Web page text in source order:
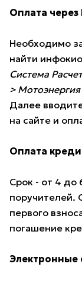
Оплата через
Необходимо
найти
Система
>
Далее
на сайте и
Оплата
Срок - от 4 до
поручителей.
первого
погашение
Электронные